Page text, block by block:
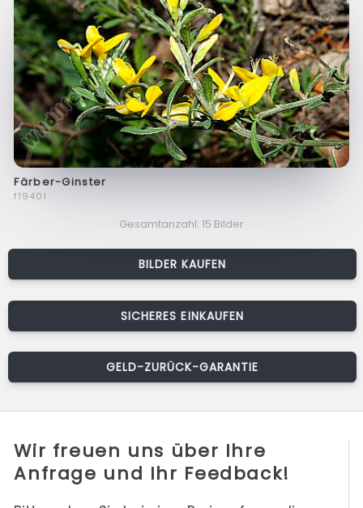
Färber-Ginster
f19401
Gesamtanzahl: 15 Bilder
BILDER KAUFEN
SICHERES EINKAUFEN
GELD-ZURÜCK-GARANTIE
Wir freuen uns über Ihre
Anfrage und Ihr Feedback!